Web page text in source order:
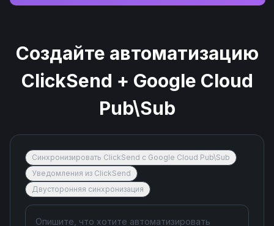
Создайте автоматизацию
ClickSend + Google Cloud
Pub\Sub
Синхронизировать ClickSend с Google Cloud Pub\Sub
Уведомления из ClickSend
Двусторонняя синхронизация